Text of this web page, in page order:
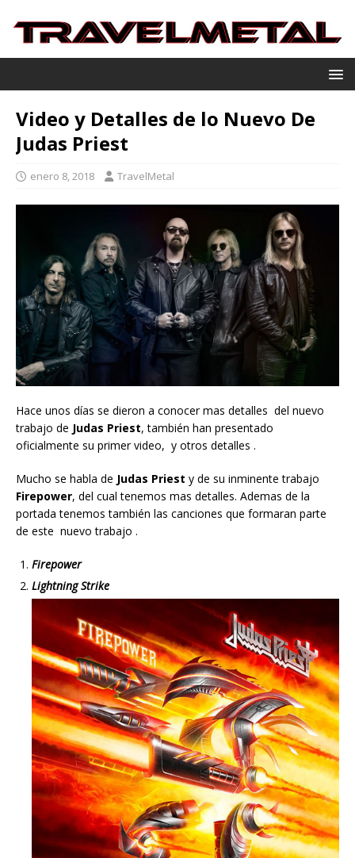
Video y Detalles de lo Nuevo De
Judas Priest
enero 8, 2018 TravelMetal
Hace unos días se dieron a conocer mas detalles del nuevo
trabajo de Judas Priest, también han presentado
oficialmente su primer video, y otros detalles .
Mucho se habla de Judas Priest y de su inminente trabajo
Firepower, del cual tenemos mas detalles. Ademas de la
portada tenemos también las canciones que formaran parte
de este nuevo trabajo .
Firepower
Lightning Strike